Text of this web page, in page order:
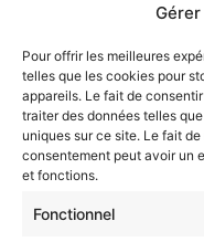
Pour offrir les meilleures
telles que les cookies pour
appareils. Le fait de
traiter des données telles
uniques sur ce site. Le fait
consentement peut avoir un
et fonctions.
Fonctionnel
Newsletter gratuite